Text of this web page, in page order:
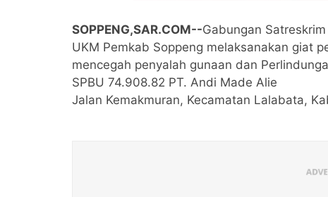
SOPPENG,SAR.COM--Gabungan
UKM Pemkab Soppeng melaksanakan giat
mencegah penyalah gunaan dan
SPBU 74.908.82 PT. Andi Made Alie
Jalan Kemakmuran, Kecamatan Lalabata,